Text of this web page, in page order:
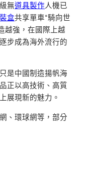
級無道具製作人機已
盒共享單車“騎向世
越強，在國際上越
步成為海外流行的
是中國制造揚帆海
正以高技術、高質
展現新的魅力。
、環球網等，部分